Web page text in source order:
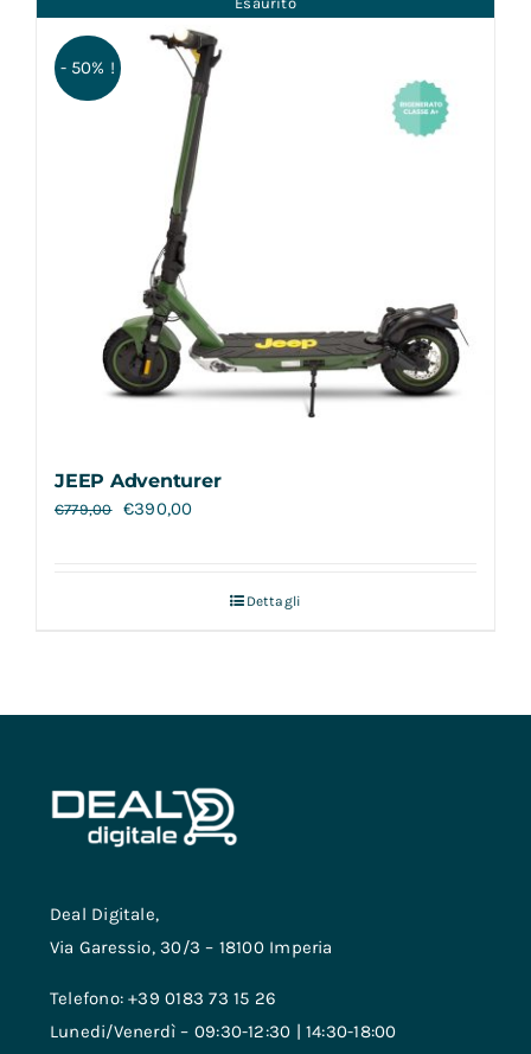
- 50% !
JEEP Adventurer
€779,00 €390,00
Dettagli
Deal Digitale,
Via Garessio, 30/3 – 18100 Imperia
Telefono: +39 0183 73 15 26
Lunedi/Venerdì – 09:30-12:30 | 14:30-18:00